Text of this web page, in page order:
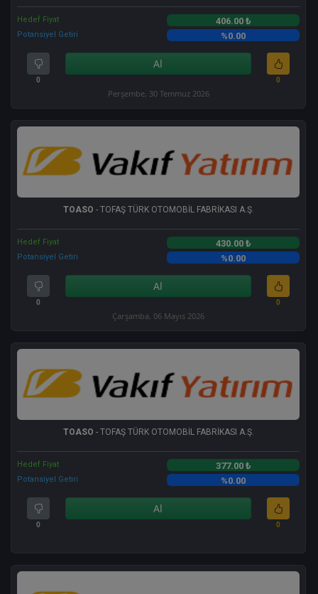
Hedef Fiyat 406.00 ₺
Potansiyel Getiri %0.00
0
Al
0
Perşembe, 30 Temmuz 2026
TOASO - TOFAŞ TÜRK OTOMOBİL FABRİKASI A.Ş.
Hedef Fiyat 430.00 ₺
Potansiyel Getiri %0.00
0
Al
0
Çarşamba, 06 Mayıs 2026
TOASO - TOFAŞ TÜRK OTOMOBİL FABRİKASI A.Ş.
Hedef Fiyat 377.00 ₺
Potansiyel Getiri %0.00
0
Al
0